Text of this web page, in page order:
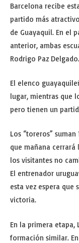
Barcelona recibe
partido más
de Guayaquil. En el
anterior, ambas
Rodrigo Paz Delgado.
El elenco
lugar, mientras que
pero tienen un
Los “toreros”
que mañana cerrará
los visitantes no
El entrenador
esta vez espera que
victoria.
En la primera
formación similar.